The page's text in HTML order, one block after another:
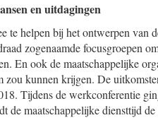
en uitdagingen
te helpen bij het ontwerpen
zogenaamde focusgroepen
En ook de maatschappelijke
zou kunnen krijgen. De
Tijdens de werkconferentie
de maatschappelijke diensttijd